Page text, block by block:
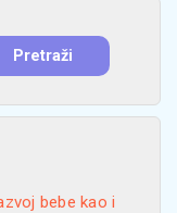
bebe kao i